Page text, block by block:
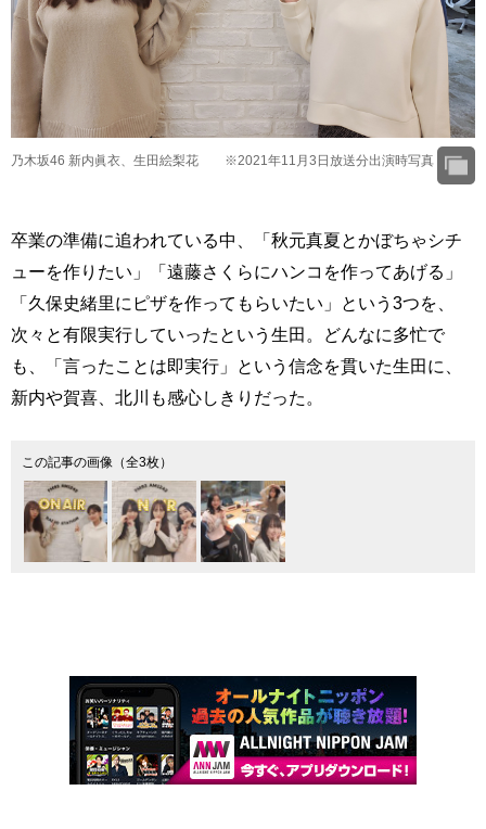
乃木坂46 新内眞衣、生田絵梨花 ※2021年11月3日放送分出演時写真
卒業の準備に追われている中、「秋元真夏とかぼちゃシチ
ューを作りたい」「遠藤さくらにハンコを作ってあげる」
「久保史緒里にピザを作ってもらいたい」という3つを、
次々と有限実行していったという生田。どんなに多忙で
も、「言ったことは即実行」という信念を貫いた生田に、
新内や賀喜、北川も感心しきりだった。
この記事の画像（全3枚）